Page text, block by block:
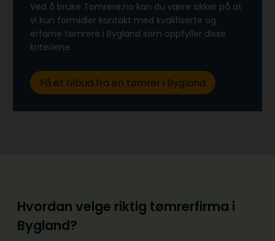
Ved å bruke Tomrere.no kan du være sikker på at
vi kun formidler kontakt med kvalifiserte og
erfarne tømrere i Bygland som oppfyller disse
kriteriene.
Få et tilbud fra en tømrer i Bygland
Hvordan velge riktig tømrerfirma i
Bygland?